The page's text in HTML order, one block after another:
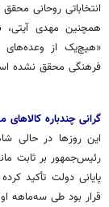
انتخاباتی روحانی
«هیچ‌یک از وعده‌های
فرهنگی محقق نشده
گرانی چندباره
این روزها در حالی
رئیس‌جمهور بر ثابت
پایانی دولت تأکید
قرار بود طی سه‌ماهه